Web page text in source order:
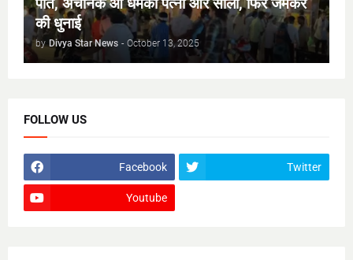
पति, अचानक आ धमकी पत्नी और साली, फिर जमकर
की धुनाई
by Divya Star News - October 13, 2025
FOLLOW US
Facebook Twitter
Youtube